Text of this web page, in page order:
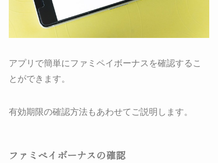
アプリで簡単にファミペイボーナスを確認するこ
とができます。
有効期限の確認方法もあわせてご説明します。
ファミペイボーナスの確認